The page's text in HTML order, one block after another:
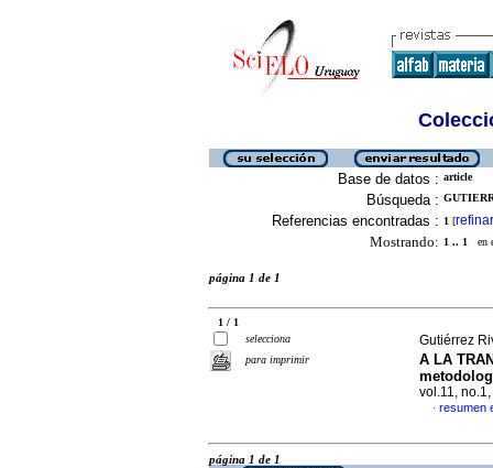
Base de datos : article
Búsqueda :
Referencias encontradas : 1 [refinar
Mostrando: 1 .. 1 en
página 1 de 1
1 / 1
selecciona
para imprimir
Gutiérrez
A LA
vol.11,
· resumen
página 1 de 1